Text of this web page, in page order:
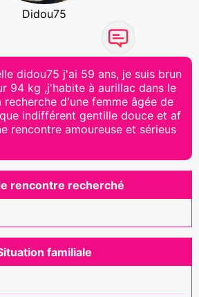
Didou75
didou75 j'ai 59 ans, je suis brun
94 kg ,j'habite à aurillac dans le
recherche d'une femme âgée de
indifférent gentille douce et af
rencontre amoureuse et sérieus
rencontre recherché
familiale